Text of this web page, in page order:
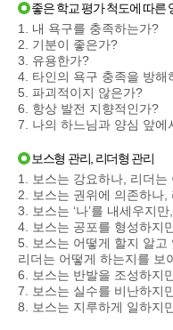
좋은 학교 평가 척도에 따른
1. 내 욕구를 충족하는가?
2. 기분이 좋은가?
3. 유용한가?
4. 타인의 욕구 충족을 방해
5. 파괴적이지 않은가?
6. 항상 발전 지향적인가?
7. 나의 하느님과 양심 앞에
보스형 관리, 리더형 관리
1. 보스는 강요하나, 리더는
2. 보스는 권위에 의존하나,
3. 보스는 ‘나’를 내세우지
4. 보스는 공포를 형성하지
5. 보스는 어떻게 할지 알고
리더는 어떻게 하는지를 보
6. 보스는 반발을 조성하지
7. 보스는 실수를 비난하지
8. 보스는 지루하게 일하지